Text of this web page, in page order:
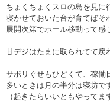
ちょくちょくスロの島を見に
寝かせておいた台が育てばそ
展開次第でホール移動って感
甘デジはたまに取られてて戻
サボリぐせもひどくて、稼働
多いときは月の半分は寝坊で
（起きたらいいともやって